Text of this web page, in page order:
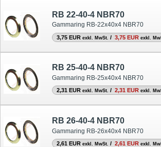
RB 22-40-4 NBR70
Gammaring RB-22x40x4 NBR70
3,75 EUR exkl. MwSt. / 3,75 EUR exkl.
RB 25-40-4 NBR70
Gammaring RB-25x40x4 NBR70
2,31 EUR exkl. MwSt. / 2,31 EUR exkl.
RB 26-40-4 NBR70
Gammaring RB-26x40x4 NBR70
2,61 EUR exkl. MwSt. / 2,61 EUR exkl.